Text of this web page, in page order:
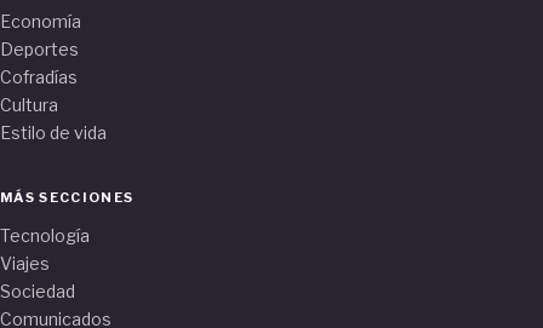
Economía
Deportes
Cofradías
Cultura
Estilo de vida
MÁS SECCIONES
Tecnología
Viajes
Sociedad
Comunicados